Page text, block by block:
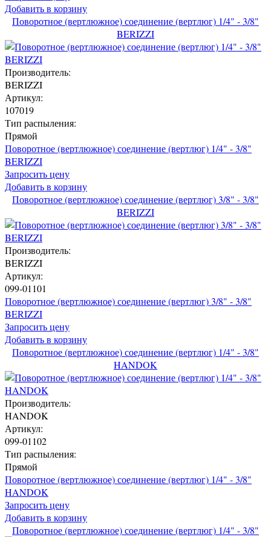
Добавить в корзину
Поворотное (вертлюжное) соединение (вертлюг) 1/4" - 3/8"
BERIZZI
Производитель:
BERIZZI
Артикул:
107019
Тип распыления:
Прямой
Поворотное (вертлюжное) соединение (вертлюг) 1/4" - 3/8"
BERIZZI
Запросить цену
Добавить в корзину
Поворотное (вертлюжное) соединение (вертлюг) 3/8" - 3/8"
BERIZZI
Производитель:
BERIZZI
Артикул:
099-01101
Поворотное (вертлюжное) соединение (вертлюг) 3/8" - 3/8"
BERIZZI
Запросить цену
Добавить в корзину
Поворотное (вертлюжное) соединение (вертлюг) 1/4" - 3/8"
HANDOK
Производитель:
HANDOK
Артикул:
099-01102
Тип распыления:
Прямой
Поворотное (вертлюжное) соединение (вертлюг) 1/4" - 3/8"
HANDOK
Запросить цену
Добавить в корзину
Поворотное (вертлюжное) соединение (вертлюг) 1/4" - 3/8"